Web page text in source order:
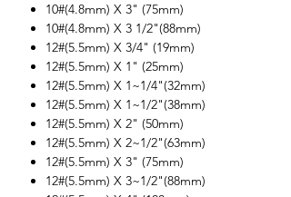
10#(4.8mm) X 3" (75mm)
10#(4.8mm) X 3 1/2"(88mm)
12#(5.5mm) X 3/4" (19mm)
12#(5.5mm) X 1" (25mm)
12#(5.5mm) X 1~1/4"(32mm)
12#(5.5mm) X 1~1/2"(38mm)
12#(5.5mm) X 2" (50mm)
12#(5.5mm) X 2~1/2"(63mm)
12#(5.5mm) X 3" (75mm)
12#(5.5mm) X 3~1/2"(88mm)